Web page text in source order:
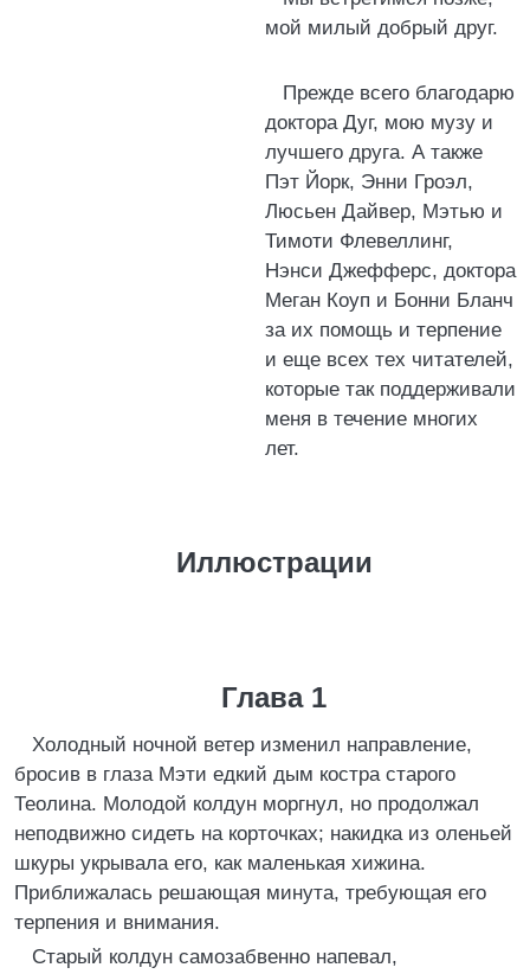
мой милый добрый друг.
Прежде всего благодарю
доктора Дуг, мою музу и
лучшего друга. А также
Пэт Йорк, Энни Гроэл,
Люсьен Дайвер, Мэтью и
Тимоти Флевеллинг,
Нэнси Джефферс, доктора
Меган Коуп и Бонни Бланч
за их помощь и терпение
и еще всех тех читателей,
которые так поддерживали
меня в течение многих
лет.
Иллюстрации
Глава 1
Холодный ночной ветер изменил направление,
бросив в глаза Мэти едкий дым костра старого
Теолина. Молодой колдун моргнул, но продолжал
неподвижно сидеть на корточках; накидка из оленьей
шкуры укрывала его, как маленькая хижина.
Приближалась решающая минута, требующая его
терпения и внимания.
Старый колдун самозабвенно напевал,